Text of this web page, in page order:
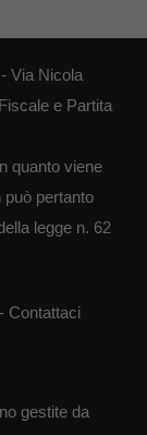
Via Nicola
e Partita
quanto viene
pertanto
legge n. 62
Contattaci
gestite da